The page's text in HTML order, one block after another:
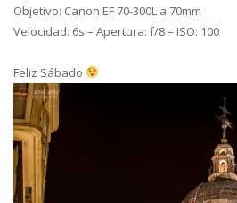
Objetivo: Canon EF 70-300L a 70mm
Velocidad: 6s – Apertura: f/8 – ISO: 100
Feliz Sábado